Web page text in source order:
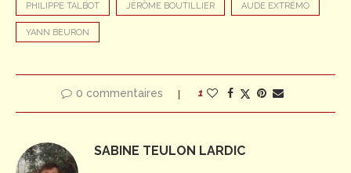
PHILIPPE TALBOT JÉRÔME BOUTILLIER AUDE EXTRÉMO
YANN BEURON
0 commentaires 1
SABINE TEULON LARDIC